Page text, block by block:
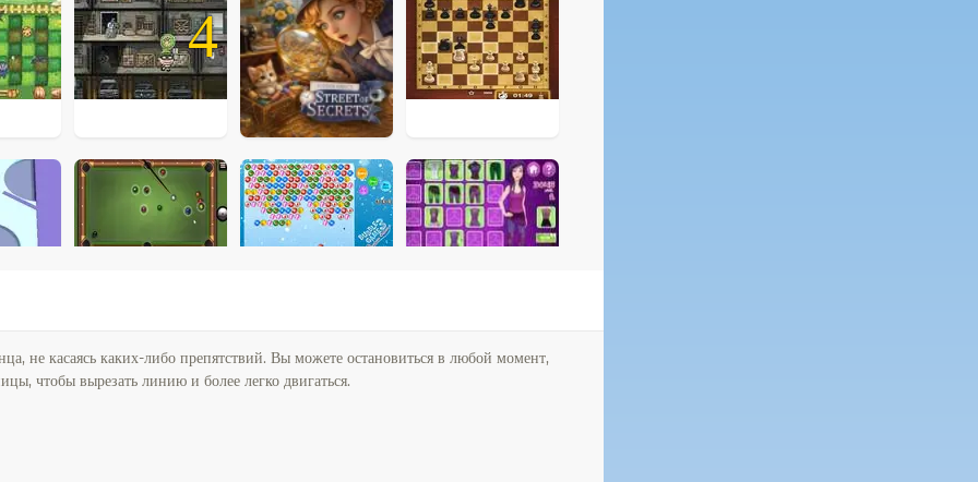
4
не касаясь каких-либо препятствий. Вы можете остановиться в любой момент,
чтобы вырезать линию и более легко двигаться.